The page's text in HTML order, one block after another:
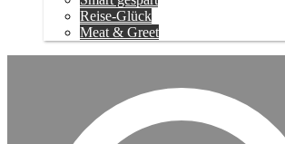
Reise-Glück
Meat & Greet